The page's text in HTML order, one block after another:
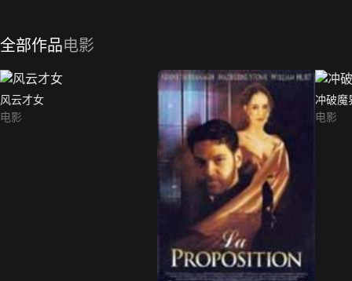
全部作品电影
风云才女
电影
冲破魔
电影